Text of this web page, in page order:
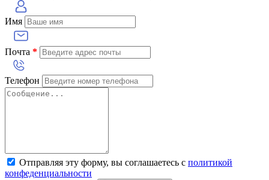
Имя
Почта *
Телефон
Отправляя эту форму, вы соглашаетесь с политикой
конфеденциальности